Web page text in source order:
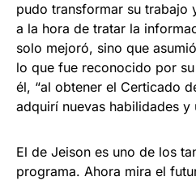
pudo transformar su trabajo
a la hora de tratar la
solo mejoró, sino que
lo que fue reconocido por
él, “al obtener el Certicado
adquirí nuevas habilidades y
El de Jeison es uno de los
programa. Ahora mira el